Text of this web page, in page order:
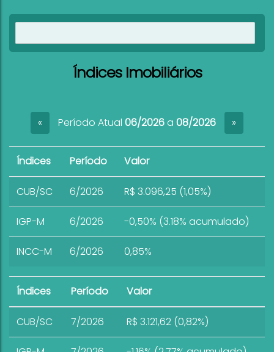
Índices Imobiliários
« Período Atual 06/2026a 08/2026 »
Índices Período Valor
CUB/SC 6/2026 R$ 3.096,25 (1,05%)
IGP-M 6/2026 -0,50% (3.18% acumulado)
INCC-M 6/2026 0,85%
Índices Período Valor
CUB/SC 7/2026 R$ 3.121,62 (0,82%)